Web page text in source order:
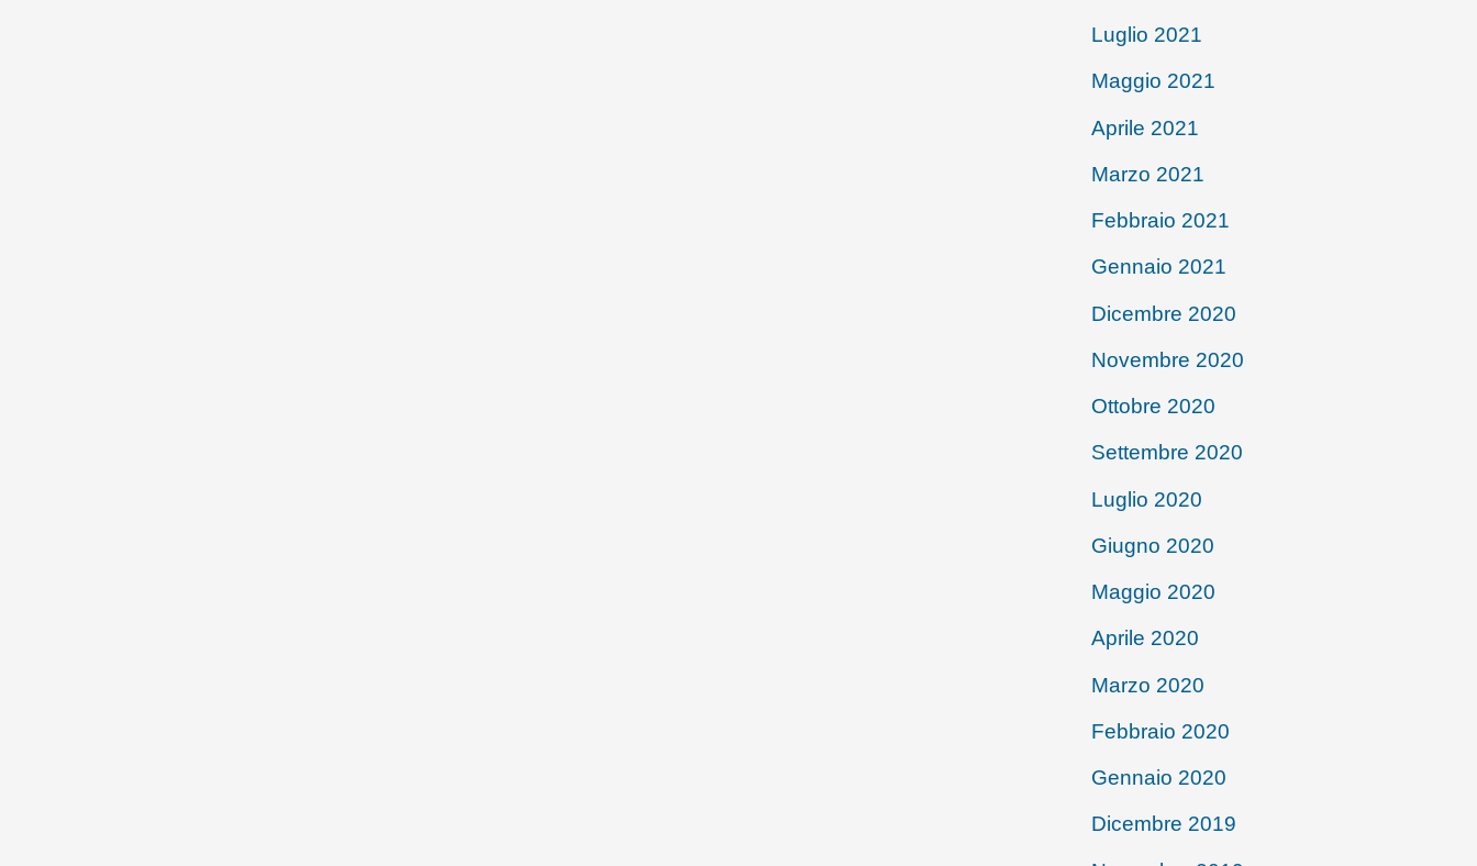
Luglio 2021
Maggio 2021
Aprile 2021
Marzo 2021
Febbraio 2021
Gennaio 2021
Dicembre 2020
Novembre 2020
Ottobre 2020
Settembre 2020
Luglio 2020
Giugno 2020
Maggio 2020
Aprile 2020
Marzo 2020
Febbraio 2020
Gennaio 2020
Dicembre 2019